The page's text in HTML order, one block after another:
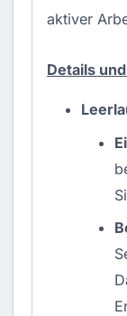
aktiver
Details